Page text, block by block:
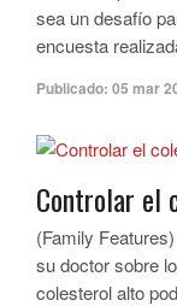
sea un desafío
encuesta
Publicado: 05 mar
Controlar el
(Family
su doctor sobre
colesterol alto